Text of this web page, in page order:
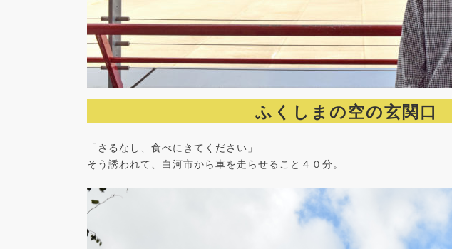
ふくしまの空の玄関口
「さるなし、食べにきてください」
そう誘われて、白河市から車を走らせること４０分。